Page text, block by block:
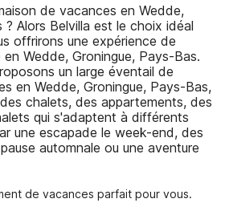
de vacances en Wedde,
? Alors Belvilla est le choix idéal
offrirons une expérience de
Wedde, Groningue, Pays-Bas.
un large éventail de
en Wedde, Groningue, Pays-Bas,
chalets, des appartements, des
qui s'adaptent à différents
une escapade le week-end, des
automnale ou une aventure
de vacances parfait pour vous.